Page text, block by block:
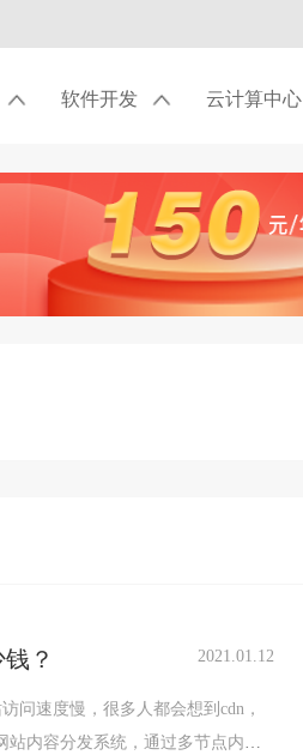
软件开发 云计算中心
？ 2021.01.12
问速度慢，很多人都会想到cdn，
站内容分发系统，通过多节点内容